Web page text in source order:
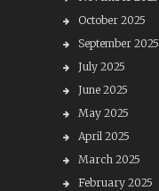
October 2025
September 2025
July 2025
June 2025
May 2025
April 2025
March 2025
February 2025